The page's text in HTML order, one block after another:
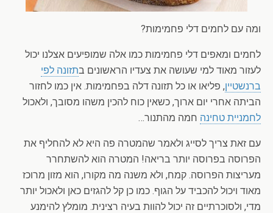
ומה עם לחמים דלי פחמימות?
לחמים ומאפים דלי פחמימות כמו אלה שמופיעים אצלנו יכול
לעזור מאוד למי שעושה את צעדיו הראשונים בתזונה לפי
ברנשטיין, פליאו או כל תזונה דלה בפחמימות. אין כמו לחזור
הביתה אחרי יום ארוך, כשאין כוח להכין משהו מסובך, ולאכול
לחמניית טחינה חמה מהתנור…
עם זאת צריך לסייג ולאמר שהמטרה פה היא לא להחליף את
הפרוסה בפרוסה יותר בריאה! המטרה הוא להשתחרר
מעריצות הפרוסה. קמח, ולא משנה מה מקורו, הוא מזון מרוכז
מאוד ויכול להכביד על הגוף. כמו כן קל להגזים כאן ולאכול יותר
מדי, ולסוכרתיים זה יכול להוות בעיה רצינית. מומלץ להימנע